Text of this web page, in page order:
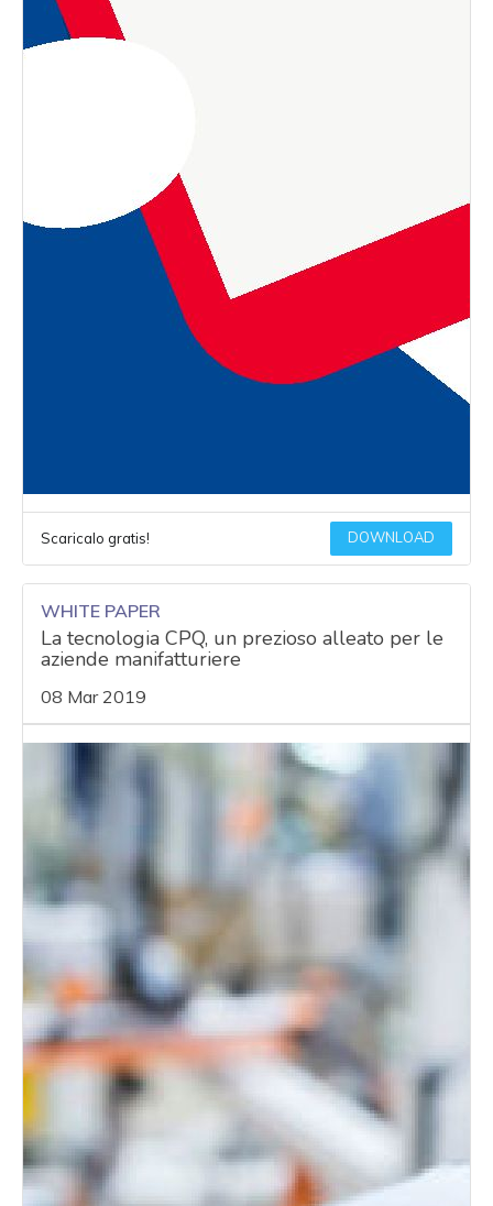
Scaricalo gratis! DOWNLOAD
WHITE PAPER
La tecnologia CPQ, un prezioso alleato per le
aziende manifatturiere
08 Mar 2019